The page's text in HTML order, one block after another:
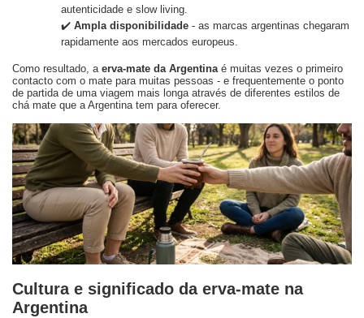
autenticidade e slow living.
✔️ Ampla disponibilidade - as marcas argentinas chegaram
rapidamente aos mercados europeus.
Como resultado, a erva-mate da Argentinaé muitas vezes o primeiro
contacto com o mate para muitas pessoas - e frequentemente o ponto
de partida de uma viagem mais longa através de diferentes estilos de
chá mate que a Argentina tem para oferecer.
Cultura e significado da erva-mate na
Argentina